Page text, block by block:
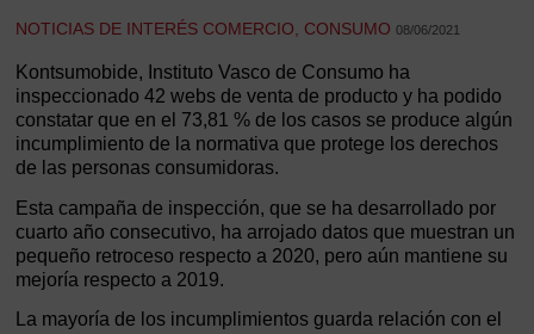
NOTICIAS DE INTERÉS COMERCIO, CONSUMO08/06/2021
Kontsumobide, Instituto Vasco de Consumo ha
inspeccionado 42 webs de venta de producto y ha podido
constatar que en el 73,81 % de los casos se produce algún
incumplimiento de la normativa que protege los derechos
de las personas consumidoras.
Esta campaña de inspección, que se ha desarrollado por
cuarto año consecutivo, ha arrojado datos que muestran un
pequeño retroceso respecto a 2020, pero aún mantiene su
mejoría respecto a 2019.
La mayoría de los incumplimientos guarda relación con el